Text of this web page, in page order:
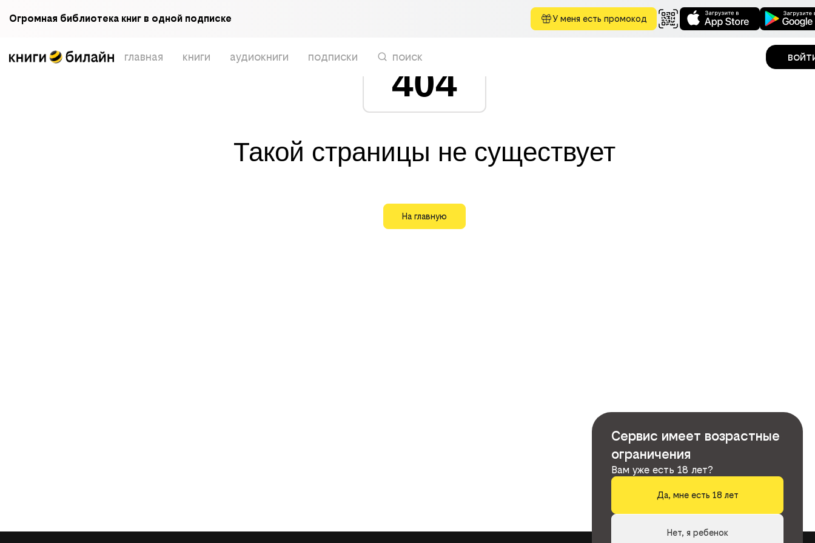
Огромная библиотека книг в одной подписке У меня есть промокод
главная книги аудиокниги подписки поиск
404
Такой страницы не существует
На главную
Сервис имеет возрастные
ограничения
Вам уже есть 18 лет?
Да, мне есть 18 лет
Нет, я ребенок